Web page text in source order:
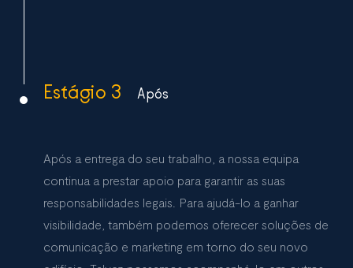
Estágio 3 Após
Após a entrega do seu trabalho, a nossa equipa
continua a prestar apoio para garantir as suas
responsabilidades legais. Para ajudá-lo a ganhar
visibilidade, também podemos oferecer soluções de
comunicação e marketing em torno do seu novo